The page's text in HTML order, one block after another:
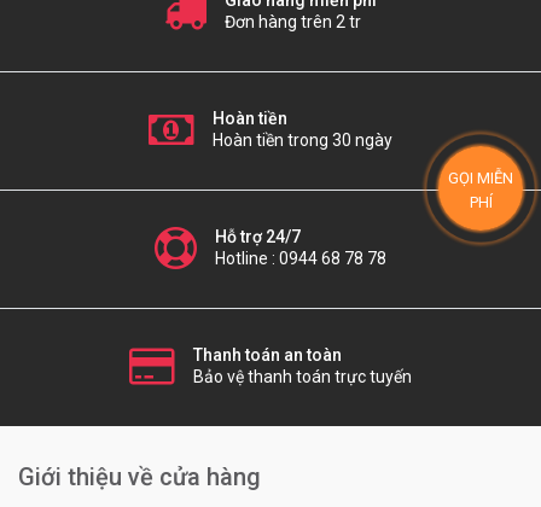
Đơn hàng trên 2 tr
Hoàn tiền
Hoàn tiền trong 30 ngày
Hỗ trợ 24/7
Hotline : 0944 68 78 78
Thanh toán an toàn
Bảo vệ thanh toán trực tuyến
Giới thiệu về cửa hàng
GỌI MIỄN
PHÍ